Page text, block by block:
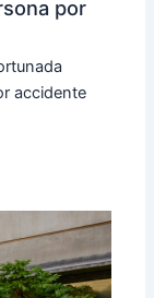
por
accidente